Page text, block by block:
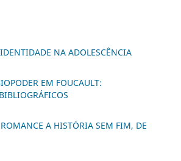
NA ADOLESCÊNCIA
EM FOUCAULT:
A HISTÓRIA SEM FIM, DE